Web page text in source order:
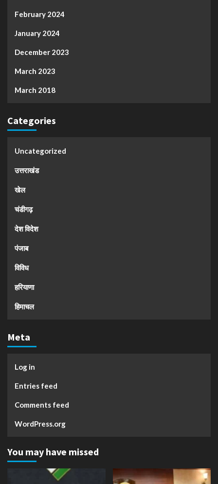
February 2024
January 2024
December 2023
March 2023
March 2018
Categories
Uncategorized
उत्तराखंड
खेल
चंडीगढ़
देश विदेश
पंजाब
विविध
हरियाणा
हिमाचल
Meta
Log in
Entries feed
Comments feed
WordPress.org
You may have missed